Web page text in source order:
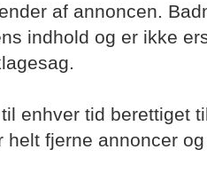
af annoncen.
indhold og er ikke
enhver tid berettiget
fjerne annoncer